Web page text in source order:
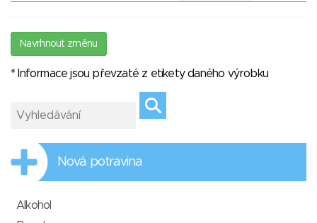
Navrhnout změnu
* Informace jsou převzaté z etikety daného výrobku
Nová potravina
Alkohol